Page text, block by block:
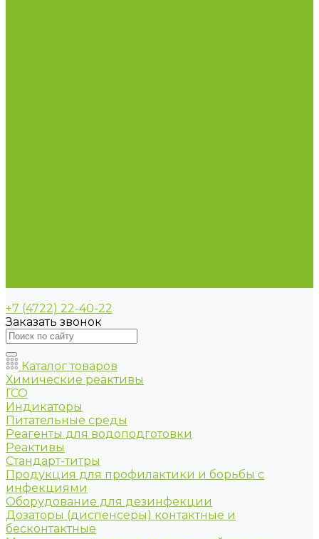
+7 (4722) 22-40-22
Заказать звонок
Каталог товаров
Химические реактивы
ГСО
Индикаторы
Питательные среды
Реагенты для водоподготовки
Реактивы
Стандарт-титры
Продукция для профилактики и борьбы с
инфекциями
Оборудование для дезинфекции
Дозаторы (диспенсеры) контактные и
бесконтактные